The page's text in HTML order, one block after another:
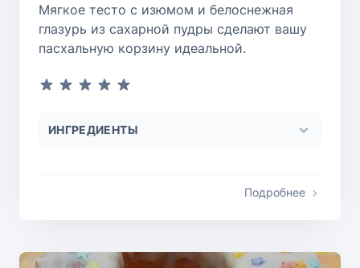
Мягкое тесто с изюмом и белоснежная
глазурь из сахарной пудры сделают вашу
пасхальную корзину идеальной.
ИНГРЕДИЕНТЫ
Подробнее